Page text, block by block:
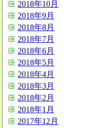
2018年10月
2018年9月
2018年8月
2018年7月
2018年6月
2018年5月
2018年4月
2018年3月
2018年2月
2018年1月
2017年12月